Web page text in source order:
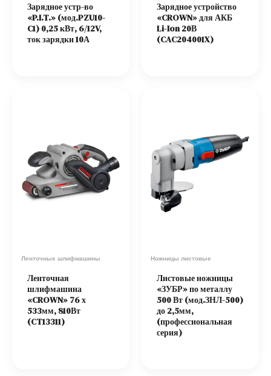
Зарядное устр-во
«P.I.T.» (мод.PZU10-
C1) 0,25 кВт, 6/12V,
ток зарядки 10А
Зарядное устройство
«CROWN» для АКБ
Li-Ion 20В
(CAC204001X)
Ленточные шлифмашины
Ленточная
шлифмашина
«CROWN» 76 х
533мм, 810Вт
(CT13311)
Ножницы листовые
Листовые ножницы
«ЗУБР» по металлу
500 Вт (мод.ЗНЛ-500)
до 2,5мм,
(профессиональная
серия)